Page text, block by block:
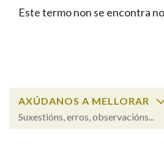
FIGURAS
PORTAL
Facebook
TwitterYoutubeInstagram
Bluesky
BUSCAR NOS LEMAS
Remata por
Este termo non se encontra
AXÚDANOS A MELLORAR
Suxestións, erros, observacións...